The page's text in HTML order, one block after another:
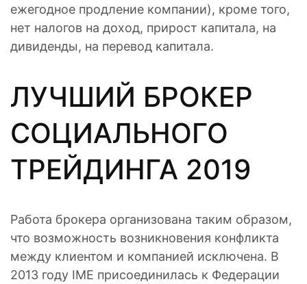
ежегодное продление компании), кроме того,
нет налогов на доход, прирост капитала, на
дивиденды, на перевод капитала.
ЛУЧШИЙ БРОКЕР
СОЦИАЛЬНОГО
ТРЕЙДИНГА 2019
Работа брокера организована таким образом,
что возможность возникновения конфликта
между клиентом и компанией исключена. В
2013 году IME присоединилась к Федерации